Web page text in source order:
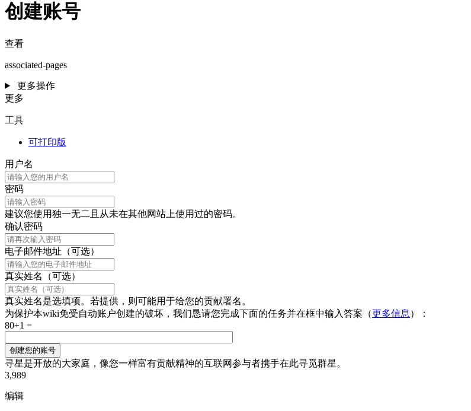
创建账号
查看
associated-pages
更多操作
更多
工具
可打印版
用户名
密码
建议您使用独一无二且从未在其他网站上使用过的密码。
确认密码
电子邮件地址（可选）
真实姓名（可选）
真实姓名是选填项。若提供，则可能用于给您的贡献署名。
为保护本wiki免受自动账户创建的破坏，我们恳请您完成下面的任务并在框中输入答案（更多信息 ）：
80+1 =
创建您的账号
寻星是开放的大家庭，像您一样富有贡献精神的互联网参与者携手在此寻觅群星。
3,989
编辑